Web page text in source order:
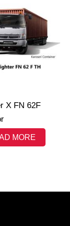
X FN 62F
MORE